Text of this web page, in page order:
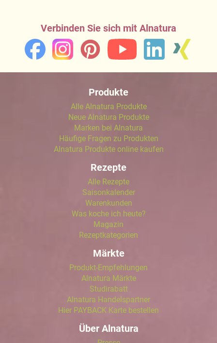
Verbinden Sie sich mit Alnatura
Produkte
Alle Alnatura Produkte
Neue Alnatura Produkte
Marken bei Alnatura
Häufige Fragen zu Produkten
Alnatura Produkte online kaufen
Rezepte
Alle Rezepte
Saisonkalender
Warenkunden
Was koche ich heute?
Magazin
Rezeptkategorien
Märkte
Produkt-Empfehlungen
Alnatura Märkte
Studirabatt
Alnatura Handelspartner
Hier PAYBACK Karte bestellen
Über Alnatura